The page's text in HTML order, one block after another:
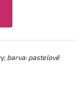
barva: pastelově